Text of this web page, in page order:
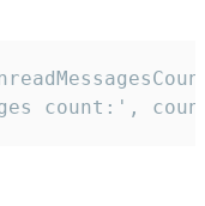
count:',